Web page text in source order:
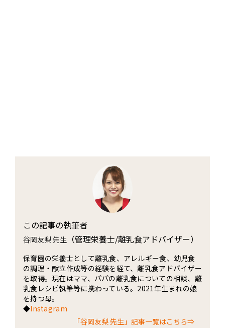
この記事の執筆者
谷岡友梨 先生 （管理栄養士/離乳食アドバイザー）
保育園の栄養士として離乳食、アレルギー食、幼児食
の調理・献立作成等の経験を経て、離乳食アドバイザー
を取得。現在はママ、パパの離乳食についての相談、離
乳食レシピ執筆等に携わっている。2021年生まれの娘
を持つ母。
◆Instagram
「谷岡友梨 先生」記事一覧はこちら⇒